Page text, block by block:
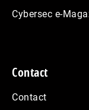
Cybersec e-
Contact
Contact